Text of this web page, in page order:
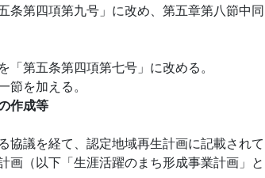
条第四項第九号」に改め、第五章第八節中同
第五条第四項第七号」に改める。
を加える。
作成等
協議を経て、認定地域再生計画に記載されて
画（以下「生涯活躍のまち形成事業計画」と